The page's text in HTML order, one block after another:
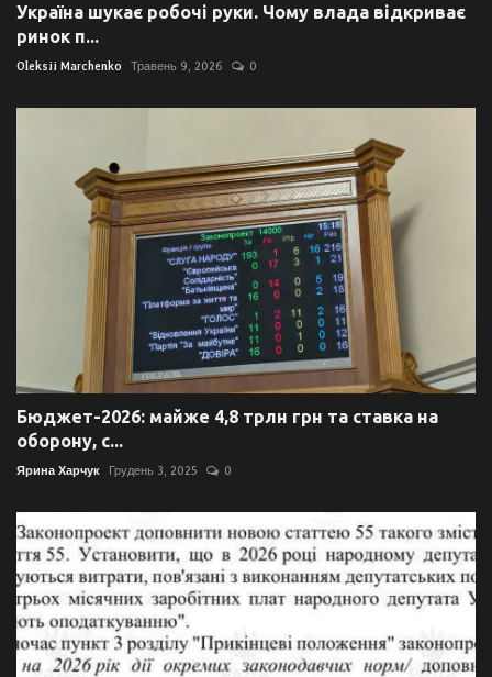
Україна шукає робочі руки. Чому влада відкриває
ринок п...
Oleksii Marchenko Травень 9, 2026 0
Бюджет-2026: майже 4,8 трлн грн та ставка на
оборону, с...
Ярина Харчук Грудень 3, 2025 0